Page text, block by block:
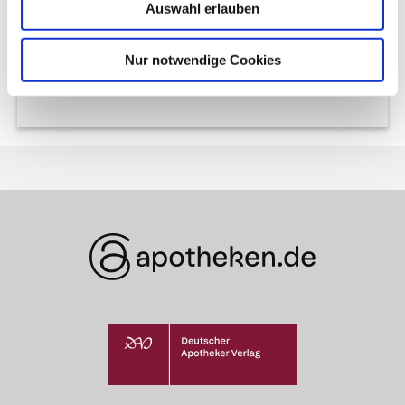
Auswahl erlauben
Nur notwendige Cookies
Nächster Artikel
Influenza-Impfung